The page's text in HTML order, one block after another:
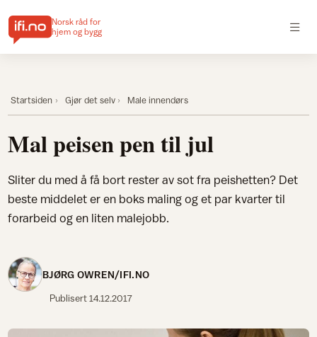
Norsk råd for
hjem og bygg
Startsiden Gjør det selv Male innendørs
Mal peisen pen til jul
Sliter du med å få bort rester av sot fra peishetten? Det
beste middelet er en boks maling og et par kvarter til
forarbeid og en liten malejobb.
BJØRG OWREN/IFI.NO
Publisert14.12.2017